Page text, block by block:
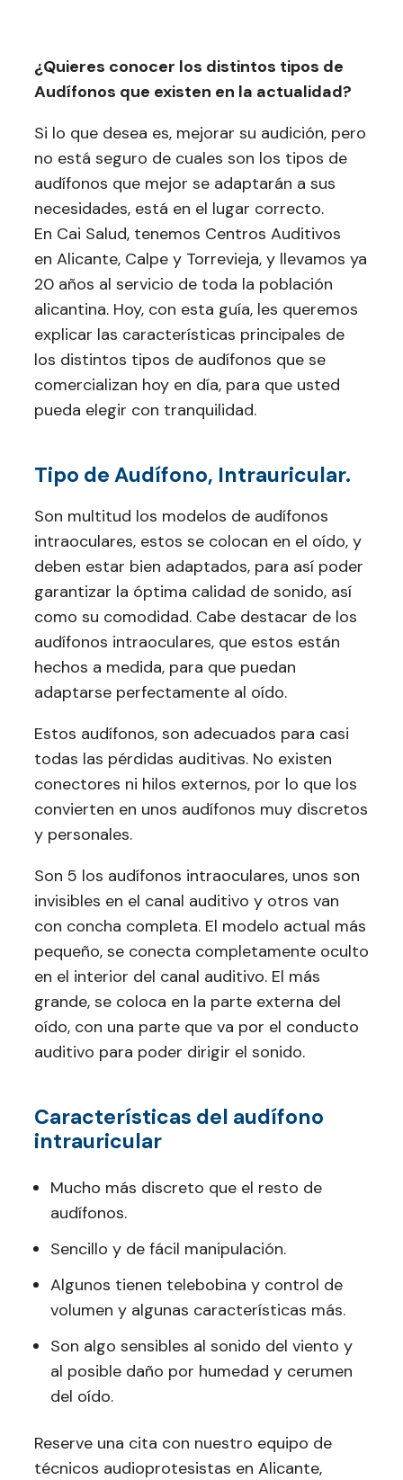
¿Quieres conocer los distintos tipos de
Audífonos que existen en la actualidad?
Si lo que desea es, mejorar su audición, pero
no está seguro de cuales son los tipos de
audífonos que mejor se adaptarán a sus
necesidades, está en el lugar correcto.
En Cai Salud, tenemos Centros Auditivos
en Alicante, Calpe y Torrevieja, y llevamos ya
20 años al servicio de toda la población
alicantina. Hoy, con esta guía, les queremos
explicar las características principales de
los distintos tipos de audífonos que se
comercializan hoy en día, para que usted
pueda elegir con tranquilidad.
Tipo de Audífono, Intrauricular.
Son multitud los modelos de audífonos
intraoculares, estos se colocan en el oído, y
deben estar bien adaptados, para así poder
garantizar la óptima calidad de sonido, así
como su comodidad. Cabe destacar de los
audífonos intraoculares, que estos están
hechos a medida, para que puedan
adaptarse perfectamente al oído.
Estos audífonos, son adecuados para casi
todas las pérdidas auditivas. No existen
conectores ni hilos externos, por lo que los
convierten en unos audífonos muy discretos
y personales.
Son 5 los audífonos intraoculares, unos son
invisibles en el canal auditivo y otros van
con concha completa. El modelo actual más
pequeño, se conecta completamente oculto
en el interior del canal auditivo. El más
grande, se coloca en la parte externa del
oído, con una parte que va por el conducto
auditivo para poder dirigir el sonido.
Características del audífono
intrauricular
Mucho más discreto que el resto de
audífonos.
Sencillo y de fácil manipulación.
Algunos tienen telebobina y control de
volumen y algunas características más.
Son algo sensibles al sonido del viento y
al posible daño por humedad y cerumen
del oído.
Reserve una cita con nuestro equipo de
técnicos audioprotesistas en Alicante,